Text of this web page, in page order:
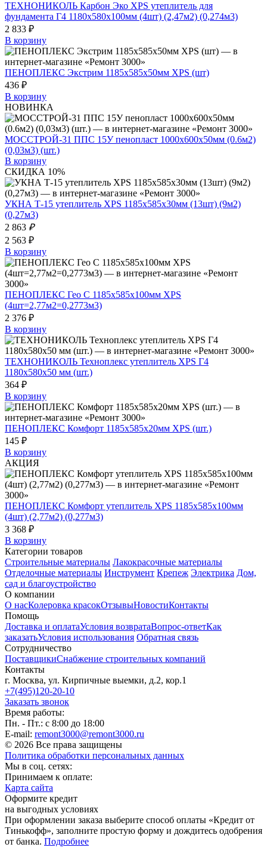
ТЕХНОНИКОЛЬ Карбон Эко XPS утеплитель для
фундамента Г4 1180х580х100мм (4шт) (2,47м2) (0,274м3)
2 833 ₽
В корзину
ПЕНОПЛЕКС Экстрим 1185х585х50мм XPS (шт)
436 ₽
В корзину
НОВИНКА
МОССТРОЙ-31 ППС 15У пенопласт 1000x600x50мм (0.6м2)
(0,03м3) (шт.)
В корзину
СКИДКА 10%
УКНА Т-15 утеплитель XPS 1185х585х30мм (13шт) (9м2)
(0,27м3)
2 863 ₽
2 563 ₽
В корзину
ПЕНОПЛЕКС Гео С 1185х585х100мм XPS
(4шт=2,77м2=0,2773м3)
2 376 ₽
В корзину
ТЕХНОНИКОЛЬ Техноплекс утеплитель XPS Г4
1180х580х50 мм (шт.)
364 ₽
В корзину
ПЕНОПЛЕКС Комфорт 1185х585х20мм XPS (шт.)
145 ₽
В корзину
АКЦИЯ
ПЕНОПЛЕКС Комфорт утеплитель XPS 1185х585х100мм
(4шт) (2,77м2) (0,277м3)
3 368 ₽
В корзину
Категории товаров
Строительные материалы Лакокрасочные материалы
Отделочные материалы Инструмент Крепеж Электрика Дом,
сад и благоустройство
О компании
О насКолеровка красокОтзывыНовостиКонтакты
Помощь
Доставка и оплатаУсловия возвратаВопрос-ответКак
заказатьУсловия использования Обратная связь
Сотрудничество
ПоставщикиСнабжение строительных компаний
Контакты
г. Москва, ул. Кирпичные выемки, д.2, кор.1
+7(495)120-20-10
Заказать звонок
Время работы:
Пн. - Пт.: с 8:00 до 18:00
E-mail: remont3000@remont3000.ru
© 2026 Все права защищены
Политика обработки персональных данных
Мы в соц. сетях:
Принимаем к оплате:
Карта сайта
Оформите кредит
на выгодных условиях
При оформлении заказа выберите способ оплаты «Кредит от
Тинькофф», заполните простую форму и дождитесь одобрения
от банка. Подробнее